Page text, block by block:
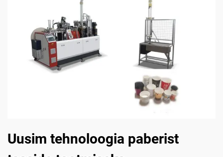
Uusim tehnoloogia paberist